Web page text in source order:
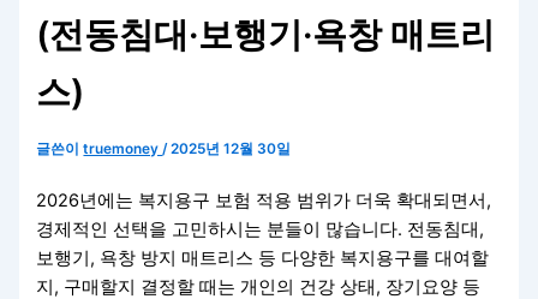
(전동침대·보행기·욕창 매트리
스)
글쓴이truemoney/2025년 12월 30일
2026년에는 복지용구 보험 적용 범위가 더욱 확대되면서,
경제적인 선택을 고민하시는 분들이 많습니다. 전동침대,
보행기, 욕창 방지 매트리스 등 다양한 복지용구를 대여할
지, 구매할지 결정할 때는 개인의 건강 상태, 장기요양 등